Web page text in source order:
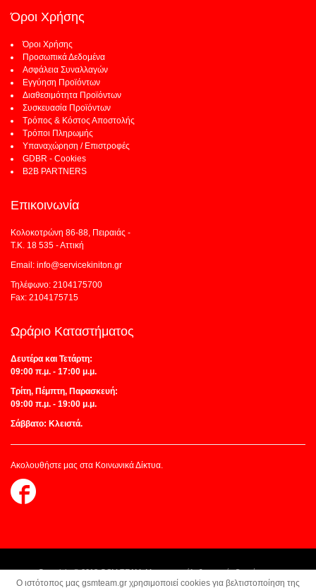
Όροι Χρήσης
Όροι Χρήσης
Προσωπικά Δεδομένα
Ασφάλεια Συναλλαγών
Εγγύηση Προϊόντων
Διαθεσιμότητα Προϊόντων
Συσκευασία Προϊόντων
Τρόπος & Κόστος Αποστολής
Τρόποι Πληρωμής
Υπαναχώρηση / Επιστροφές
GDBR - Cookies
B2B PARTNERS
Επικοινωνία
Κολοκοτρώνη 86-88, Πειραιάς -
Τ.Κ. 18 535 - Αττική
Email: info@servicekiniton.gr
Τηλέφωνο: 2104175700
Fax: 2104175715
Ωράριο Καταστήματος
Δευτέρα και Τετάρτη:
09:00 π.μ. - 17:00 μ.μ.
Τρίτη, Πέμπτη, Παρασκευή:
09:00 π.μ. - 19:00 μ.μ.
Σάββατο: Κλειστά.
Ακολουθήστε μας στα Κοινωνικά Δίκτυα.
us
Copyright © 2018 GSM TEAM. Με την επιφύλαξη παντός δικαιώματος.
Κατασκευή Ιστοσελίδων:Z-Design.gr
O ιστότοπος μας gsmteam.gr χρησιμοποιεί cookies για βελτιστοποίηση της